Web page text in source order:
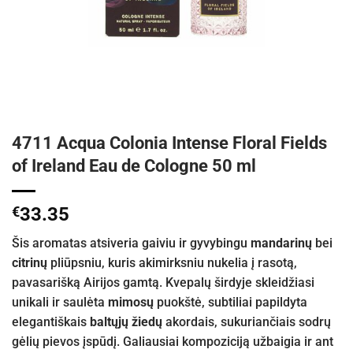
4711 Acqua Colonia Intense Floral Fields
of Ireland Eau de Cologne 50 ml
€33.35
Šis aromatas atsiveria gaiviu ir gyvybingu mandarinų bei
citrinų pliūpsniu, kuris akimirksniu nukelia į rasotą,
pavasarišką Airijos gamtą. Kvepalų širdyje skleidžiasi
unikali ir saulėta mimosų puokštė, subtiliai papildyta
elegantiškais baltųjų žiedų akordais, sukuriančiais sodrų
gėlių pievos įspūdį. Galiausiai kompoziciją užbaigia ir ant